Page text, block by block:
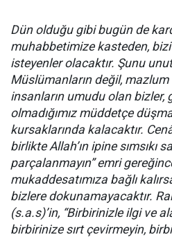
Dün olduğu gibi bugün de
muhabbetimize kasteden,
isteyenler olacaktır. Şunu
Müslümanların değil,
insanların umudu olan bizler,
olmadığımız müddetçe
kursaklarında kalacaktır.
birlikte Allah’ın ipine sımsıkı
parçalanmayın” emri
mukaddesatımıza bağlı
bizlere dokunamayacaktır.
(s.a.s)’in, “Birbirinizle ilgi ve
birbirinize sırt çevirmeyin,